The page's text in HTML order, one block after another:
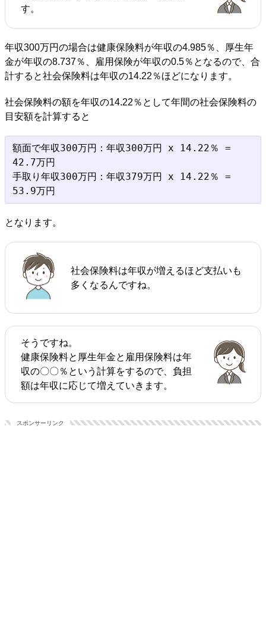
す。
年収300万円の場合は健康保険料が年収の4.985％、厚生年
金が年収の8.737％、雇用保険が年収の0.5％となるので、合
計すると社会保険料は年収の14.22％ほどになります。
社会保険料の額を年収の14.22％として年間の社会保険料の
目安額を計算すると
額面で年収300万円：年収300万円 x 14.22％ =
42.7万円
手取り年収300万円：年収379万円 x 14.22％ =
となります。
社会保険料は年収が増えるほど支払いも
多くなるんですね。
そうですね。
健康保険料と厚生年金と雇用保険料は年
収の〇〇％という計算をするので、負担
額は年収に応じて増えていきます。
スポンサーリンク